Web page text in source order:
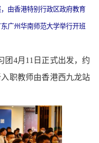
由香港特别行政区政府教育
广州华南师范大学举行开班
4月11日正式出发，约
职教师由香港西九龙站